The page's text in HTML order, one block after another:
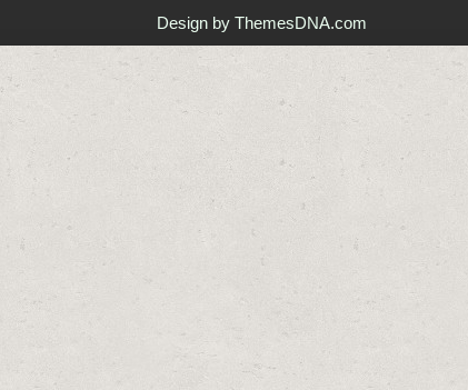
Design by ThemesDNA.com